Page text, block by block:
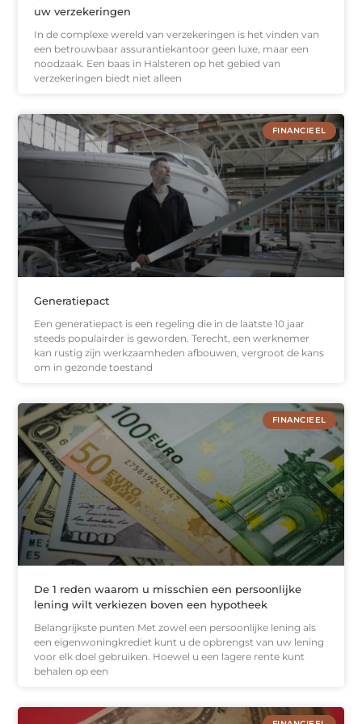
uw verzekeringen
In de complexe wereld van verzekeringen is het vinden van
een betrouwbaar assurantiekantoor geen luxe, maar een
noodzaak. Een baas in Halsteren op het gebied van
verzekeringen biedt niet alleen
FINANCIEEL
Generatiepact
Een generatiepact is een regeling die in de laatste 10 jaar
steeds populairder is geworden. Terecht, een werknemer
kan rustig zijn werkzaamheden afbouwen, vergroot de kans
om in gezonde toestand
FINANCIEEL
De 1 reden waarom u misschien een persoonlijke
lening wilt verkiezen boven een hypotheek
Belangrijkste punten Met zowel een persoonlijke lening als
een eigenwoningkrediet kunt u de opbrengst van uw lening
voor elk doel gebruiken. Hoewel u een lagere rente kunt
behalen op een